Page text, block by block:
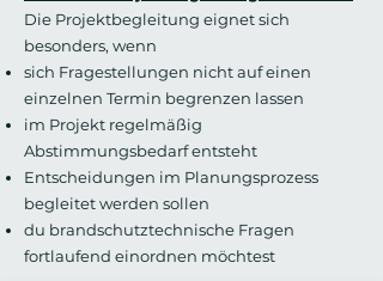
Die Projektbegleitung eignet sich
besonders, wenn
sich Fragestellungen nicht auf einen
einzelnen Termin begrenzen lassen
im Projekt regelmäßig
Abstimmungsbedarf entsteht
Entscheidungen im Planungsprozess
begleitet werden sollen
du brandschutztechnische Fragen
fortlaufend einordnen möchtest